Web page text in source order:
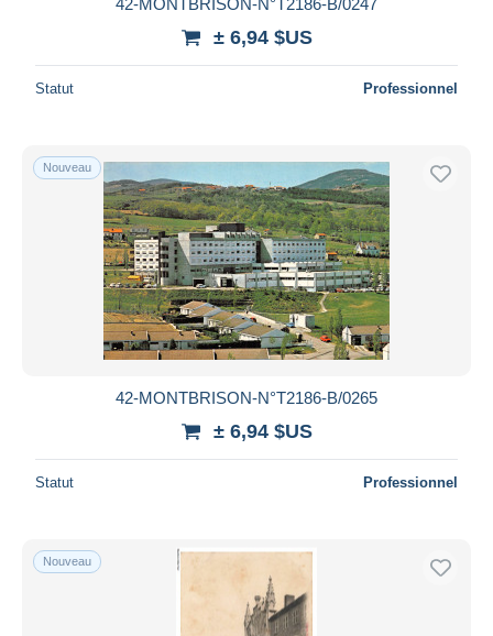
± 6,94 $US
Statut Professionnel
Nouveau
42-MONTBRISON-N°T2186-B/0265
± 6,94 $US
Statut Professionnel
Nouveau